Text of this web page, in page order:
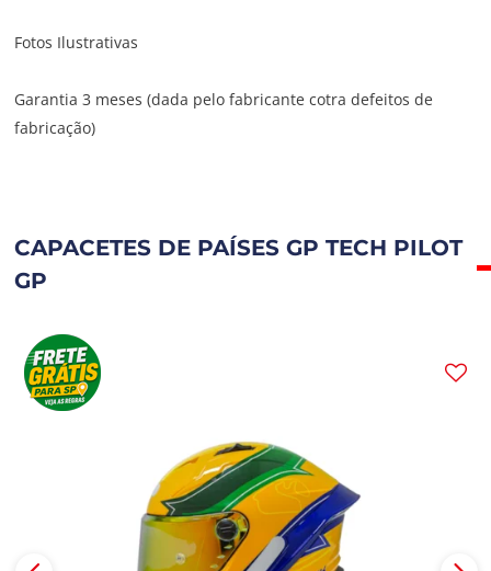
Fotos Ilustrativas
Garantia 3 meses (dada pelo fabricante cotra defeitos de
fabricação)
CAPACETES DE PAÍSES GP TECH PILOT
GP